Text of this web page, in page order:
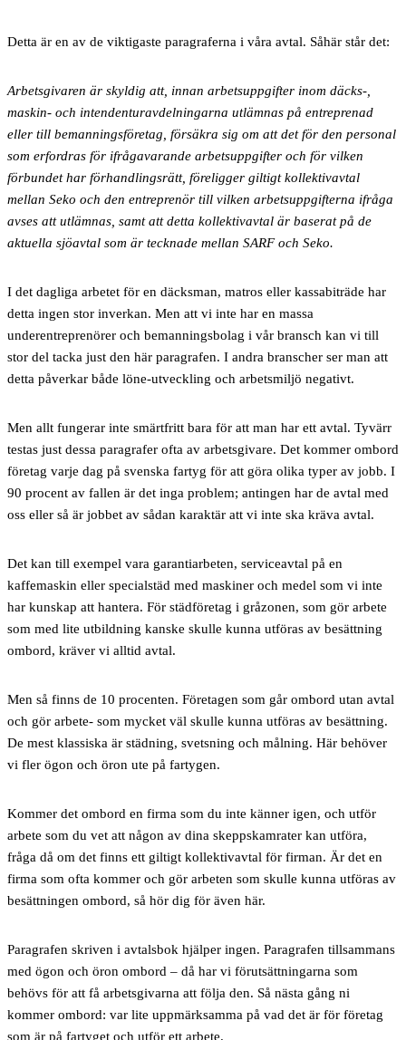
Detta är en av de viktigaste paragraferna i våra avtal. Såhär står det:
Arbetsgivaren är skyldig att, innan arbetsuppgifter inom däcks-,
maskin- och intendenturavdelningarna utlämnas på entreprenad
eller till bemanningsföretag, försäkra sig om att det för den personal
som erfordras för ifrågavarande arbetsuppgifter och för vilken
förbundet har förhandlingsrätt, föreligger giltigt kollektivavtal
mellan Seko och den entreprenör till vilken arbetsuppgifterna ifråga
avses att utlämnas, samt att detta kollektivavtal är baserat på de
aktuella sjöavtal som är tecknade mellan SARF och Seko.
I det dagliga arbetet för en däcksman, matros eller kassabiträde har
detta ingen stor inverkan. Men att vi inte har en massa
underentreprenörer och bemanningsbolag i vår bransch kan vi till
stor del tacka just den här paragrafen. I andra branscher ser man att
detta påverkar både löne-utveckling och arbetsmiljö negativt.
Men allt fungerar inte smärtfritt bara för att man har ett avtal. Tyvärr
testas just dessa paragrafer ofta av arbetsgivare. Det kommer ombord
företag varje dag på svenska fartyg för att göra olika typer av jobb. I
90 procent av fallen är det inga problem; antingen har de avtal med
oss eller så är jobbet av sådan karaktär att vi inte ska kräva avtal.
Det kan till exempel vara garantiarbeten, serviceavtal på en
kaffemaskin eller specialstäd med maskiner och medel som vi inte
har kunskap att hantera. För städföretag i gråzonen, som gör arbete
som med lite utbildning kanske skulle kunna utföras av besättning
ombord, kräver vi alltid avtal.
Men så finns de 10 procenten. Företagen som går ombord utan avtal
och gör arbete- som mycket väl skulle kunna utföras av besättning.
De mest klassiska är städning, svetsning och målning. Här behöver
vi fler ögon och öron ute på fartygen.
Kommer det ombord en firma som du inte känner igen, och utför
arbete som du vet att någon av dina skeppskamrater kan utföra,
fråga då om det finns ett giltigt kollektivavtal för firman. Är det en
firma som ofta kommer och gör arbeten som skulle kunna utföras av
besättningen ombord, så hör dig för även här.
Paragrafen skriven i avtalsbok hjälper ingen. Paragrafen tillsammans
med ögon och öron ombord – då har vi förutsättningarna som
behövs för att få arbetsgivarna att följa den. Så nästa gång ni
kommer ombord: var lite uppmärksamma på vad det är för företag
som är på fartyget och utför ett arbete.